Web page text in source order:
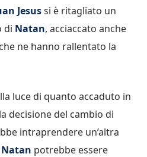
Jesussi è ritagliato un
di Natan, acciaccato anche
ne hanno rallentato la
luce di quanto accaduto in
decisione del cambio di
intraprendere un’altra
Natan potrebbe essere